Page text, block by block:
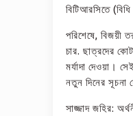
বিটিআরসিতে
পরিশেষে, বিজয়ী
চার. ছাত্রদের
মর্যাদা দেওয়া।
নতুন দিনের সূচনা
সাজ্জাদ জহির: